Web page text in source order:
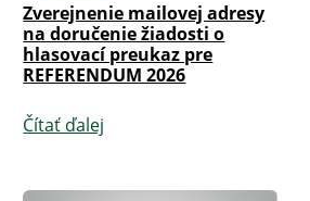
Zverejnenie mailovej adresy
na doručenie žiadosti o
hlasovací preukaz pre
REFERENDUM 2026
Čítať ďalej